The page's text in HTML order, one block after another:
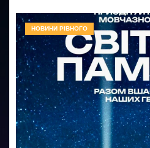
НОВИНИ РІВНОГО